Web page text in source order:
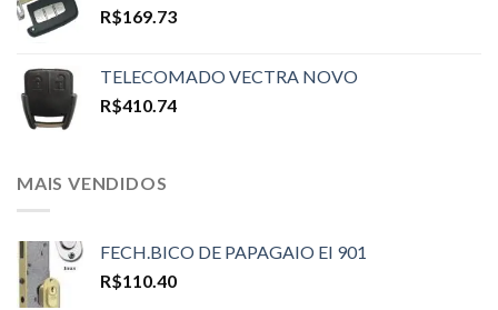
R$169.73
TELECOMADO VECTRA NOVO
R$410.74
MAIS VENDIDOS
FECH.BICO DE PAPAGAIO EI 901
R$110.40